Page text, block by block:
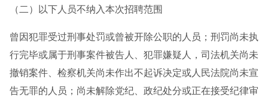
（二）以下人员不纳入本次招聘范围
曾因犯罪受过刑事处罚或曾被开除公职的人员；刑罚尚未执
行完毕或属于刑事案件被告人、犯罪嫌疑人，司法机关尚未
撤销案件、检察机关尚未作出不起诉决定或人民法院尚未宣
告无罪的人员；尚未解除党纪、政纪处分或正在接受纪律审